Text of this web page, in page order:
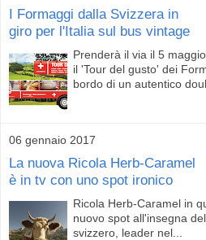
I Formaggi dalla Svizzera in
giro per l'Italia sul bus vintage
Prenderà il via il 5
il 'Tour del gusto' dei
bordo di un autentico
06 gennaio 2017
La nuova Ricola Herb-Caramel
è in tv con uno spot ironico
Ricola Herb-Caramel in
nuovo spot all'insegna
svizzero, leader nel...